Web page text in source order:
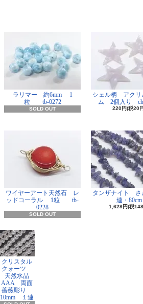
ラリマー 約6mm 1
粒 tb-0272
SOLD OUT
シェル柄 アクリ
ム 2個入り
220円(税20
ワイヤーアート天然石 レ
ッドコーラル 1粒 tb-
0228
SOLD OUT
タンザナイト
連・80cm
1,628円(税
クリスタル
クォーツ
天然水晶
AAA 両面
薔薇彫り
10mm １連